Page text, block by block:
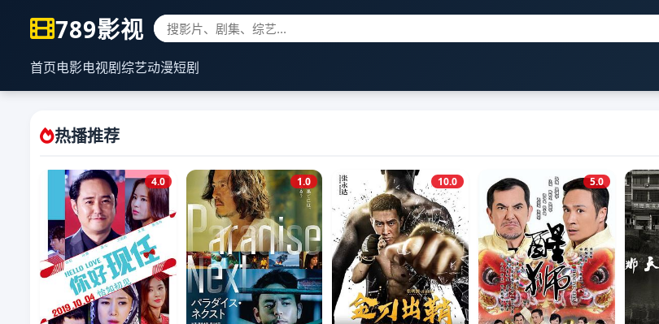
789影视
首页电影电视剧综艺动漫短剧
热播推荐
4.0 1.0 10.0 5.0